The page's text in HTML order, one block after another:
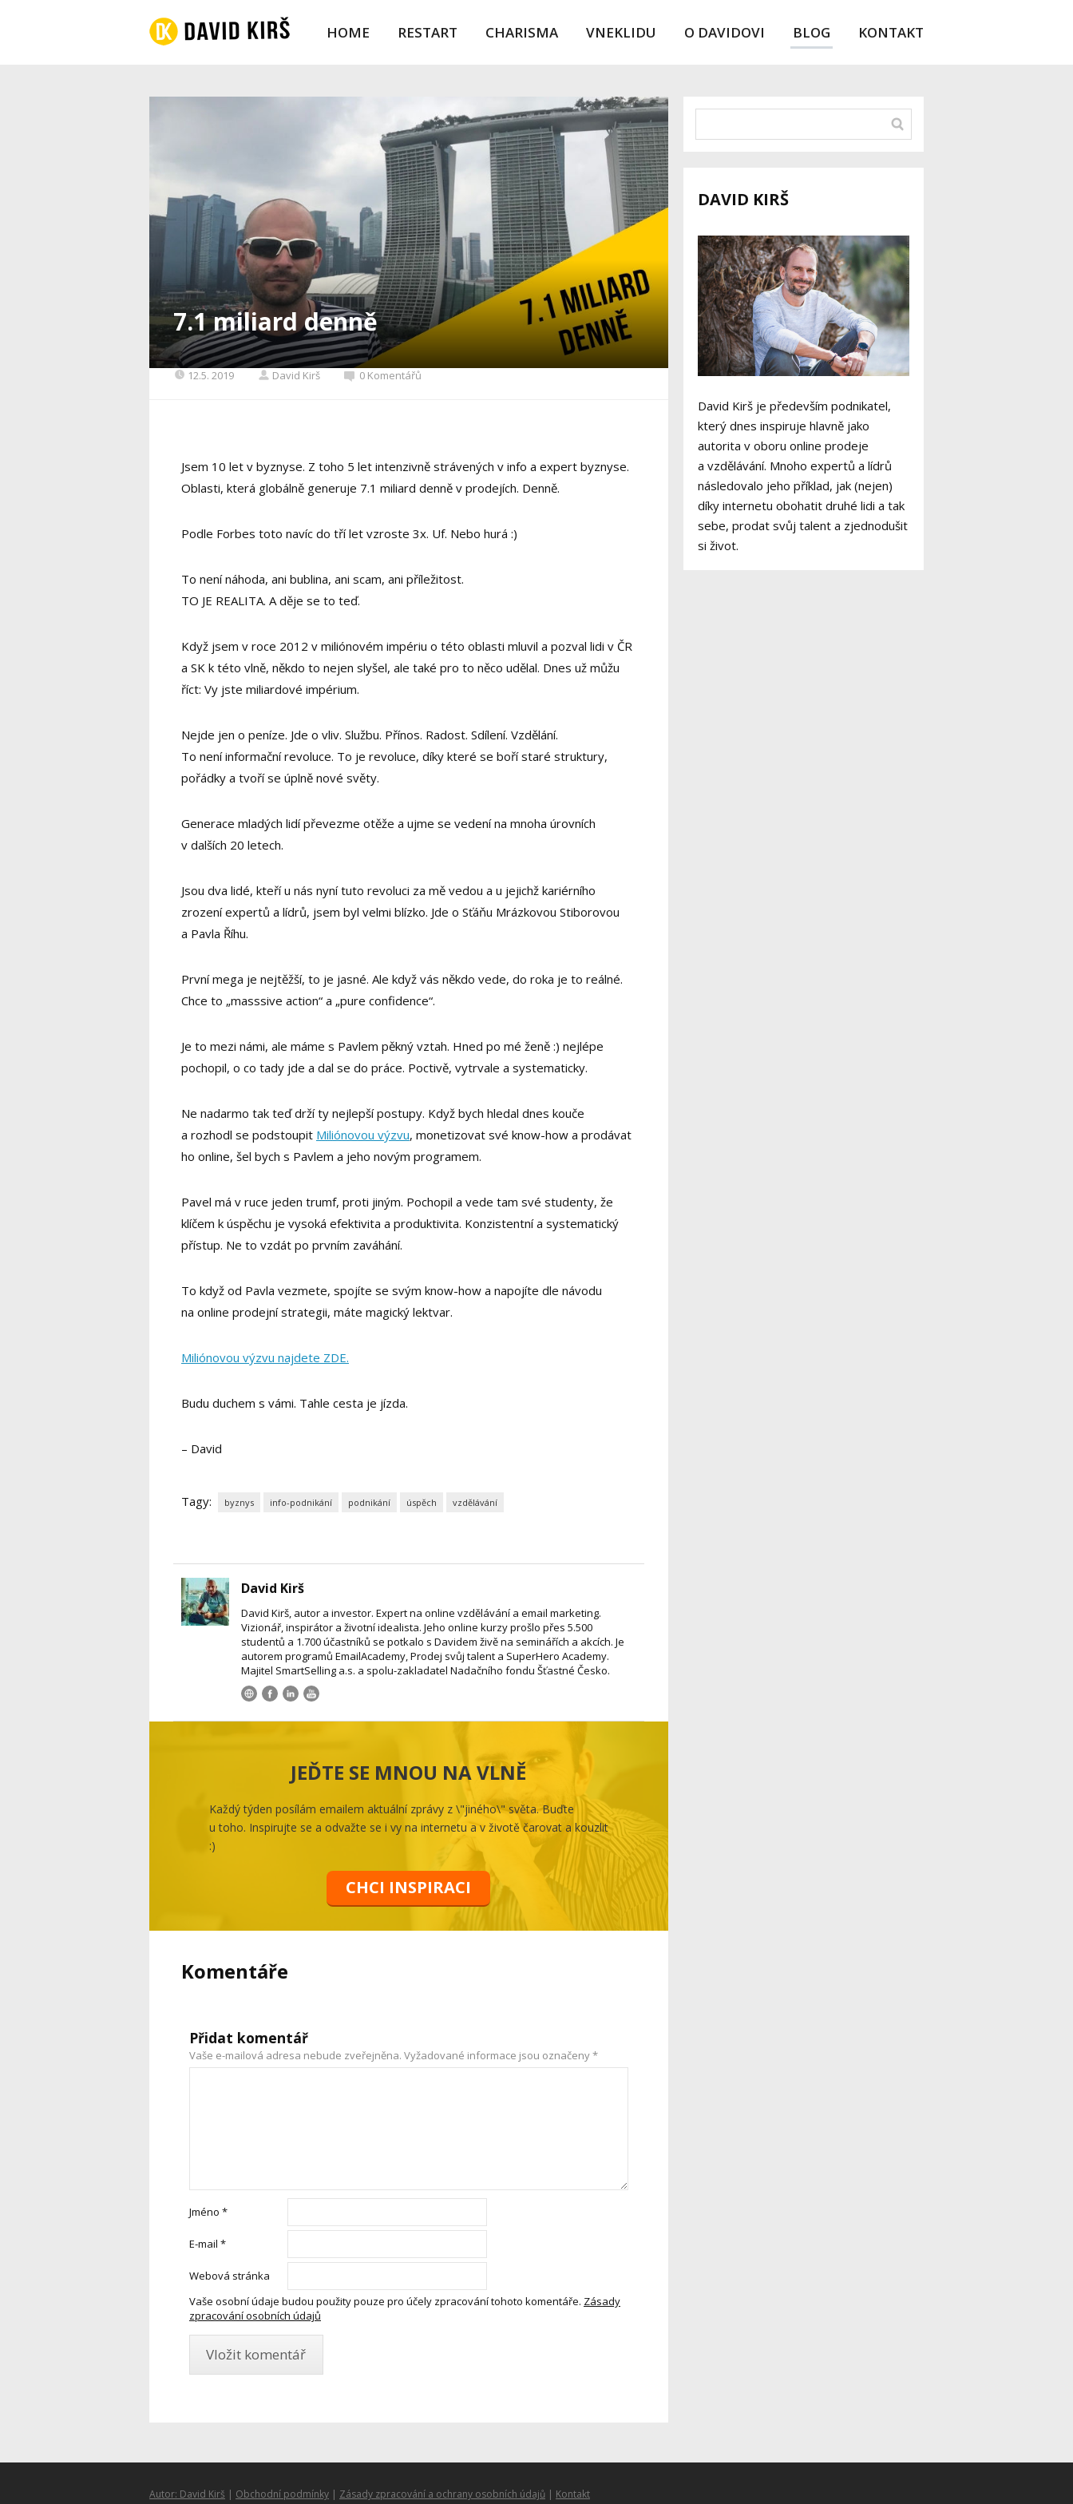
HOME RESTART CHARISMA VNEKLIDU O DAVIDOVI BLOG KONTAKT
7.1 miliard denně
12.5. 2019 David Kirš 0 Komentářů
Jsem 10 let v byznyse. Z toho 5 let intenzivně strávených v info a expert byznyse.
Oblasti, která globálně generuje 7.1 miliard denně v prodejích. Denně.
Podle Forbes toto navíc do tří let vzroste 3x. Uf. Nebo hurá :)
To není náhoda, ani bublina, ani scam, ani příležitost.
TO JE REALITA. A děje se to teď.
Když jsem v roce 2012 v miliónovém impériu o této oblasti mluvil a pozval lidi v ČR
a SK k této vlně, někdo to nejen slyšel, ale také pro to něco udělal. Dnes už můžu
říct: Vy jste miliardové impérium.
Nejde jen o peníze. Jde o vliv. Službu. Přínos. Radost. Sdílení. Vzdělání.
To není informační revoluce. To je revoluce, díky které se boří staré struktury,
pořádky a tvoří se úplně nové světy.
Generace mladých lidí převezme otěže a ujme se vedení na mnoha úrovních
v dalších 20 letech.
Jsou dva lidé, kteří u nás nyní tuto revoluci za mě vedou a u jejichž kariérního
zrození expertů a lídrů, jsem byl velmi blízko. Jde o Sťáňu Mrázkovou Stiborovou
a Pavla Říhu.
První mega je nejtěžší, to je jasné. Ale když vás někdo vede, do roka je to reálné.
Chce to „masssive action“ a „pure confidence“.
Je to mezi námi, ale máme s Pavlem pěkný vztah. Hned po mé ženě :) nejlépe
pochopil, o co tady jde a dal se do práce. Poctivě, vytrvale a systematicky.
Ne nadarmo tak teď drží ty nejlepší postupy. Když bych hledal dnes kouče
a rozhodl se podstoupit Miliónovou výzvu, monetizovat své know-how a prodávat
ho online, šel bych s Pavlem a jeho novým programem.
Pavel má v ruce jeden trumf, proti jiným. Pochopil a vede tam své studenty, že
klíčem k úspěchu je vysoká efektivita a produktivita. Konzistentní a systematický
přístup. Ne to vzdát po prvním zaváhání.
To když od Pavla vezmete, spojíte se svým know-how a napojíte dle návodu
na online prodejní strategii, máte magický lektvar.
Miliónovou výzvu najdete ZDE.
Budu duchem s vámi. Tahle cesta je jízda.
– David
Tagy: byznys info-podnikání podnikání úspěch vzdělávání
David Kirš
David Kirš, autor a investor. Expert na online vzdělávání a email marketing.
Vizionář, inspirátor a životní idealista. Jeho online kurzy prošlo přes 5.500
studentů a 1.700 účastníků se potkalo s Davidem živě na seminářích a akcích. Je
autorem programů EmailAcademy, Prodej svůj talent a SuperHero Academy.
Majitel SmartSelling a.s. a spolu-zakladatel Nadačního fondu Šťastné Česko.
JEĎTE SE MNOU NA VLNĚ
Každý týden posílám emailem aktuální zprávy z \"jiného\" světa. Buďte
u toho. Inspirujte se a odvažte se i vy na internetu a v životě čarovat a kouzlit
:)
CHCI INSPIRACI
Komentáře
Přidat komentář
Vaše e-mailová adresa nebude zveřejněna. Vyžadované informace jsou označeny*
Jméno *
E-mail *
Webová stránka
Vaše osobní údaje budou použity pouze pro účely zpracování tohoto komentáře. Zásady
zpracování osobních údajů
DAVID KIRŠ
David Kirš je především podnikatel,
který dnes inspiruje hlavně jako
autorita v oboru online prodeje
a vzdělávání. Mnoho expertů a lídrů
následovalo jeho příklad, jak (nejen)
díky internetu obohatit druhé lidi a tak
sebe, prodat svůj talent a zjednodušit
si život.
Autor: David Kirš | Obchodní podmínky | Zásady zpracování a ochrany osobních údajů | Kontakt